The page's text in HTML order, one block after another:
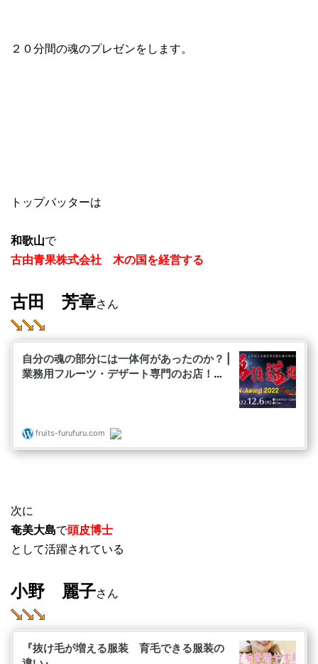
２０分間の魂のプレゼンをします。
トップバッターは
和歌山で
古由青果株式会社 木の国を経営する
古田 芳章さん
次に
奄美大島で頭皮博士
として活躍されている
小野 麗子さん